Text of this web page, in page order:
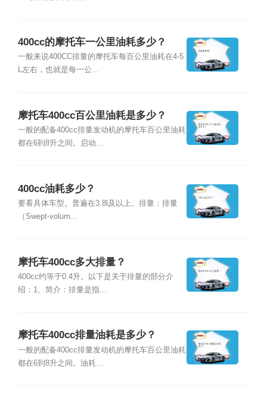
400cc的摩托车一公里油耗多少？
一般来说400CC排量的摩托车每百公里油耗在4-5
L左右，也就是每一公...
摩托车400cc百公里油耗是多少？
一般的配备400cc排量发动机的摩托车百公里油耗
都在6到8升之间。启动...
400cc油耗多少？
要看具体车型。普遍在3.8l及以上。排量：排量
（Swept-volum...
摩托车400cc多大排量？
400cc约等于0.4升。以下是关于排量的部分介
绍：1、简介：排量是指...
摩托车400cc排量油耗是多少？
一般的配备400cc排量发动机的摩托车百公里油耗
都在6到8升之间。油耗...